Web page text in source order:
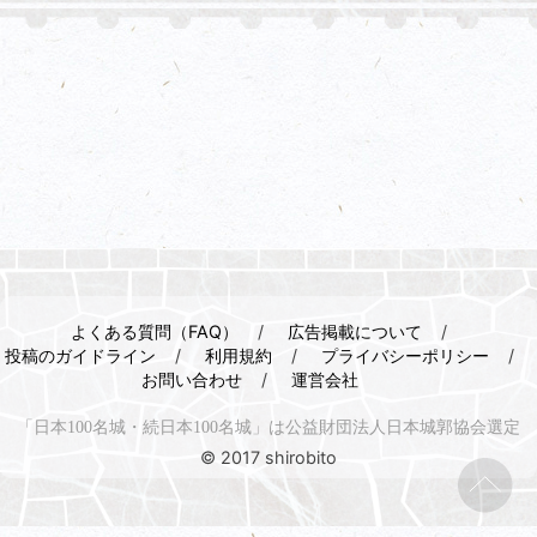
よくある質問（FAQ）
広告掲載について
投稿のガイドライン
利用規約
プライバシーポリシー
お問い合わせ
運営会社
「日本100名城・続日本100名城」は公益財団法人日本城郭協会選定
© 2017 shirobito